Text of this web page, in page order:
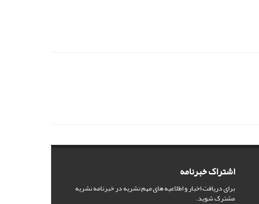
اشتراک خبرنامه
برای دریافت اخبار و اطلاعیه های مهم نشریه در خبرنامه نشریه
مشترک شوید.